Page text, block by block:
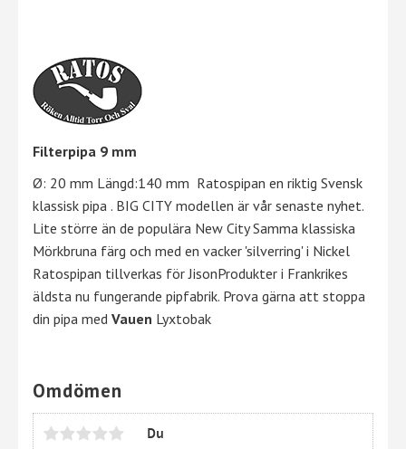
Filterpipa 9 mm
Ø: 20 mm Längd:140 mm Ratospipan en riktig Svensk
klassisk pipa . BIG CITY modellen är vår senaste nyhet.
Lite större än de populära New City Samma klassiska
Mörkbruna färg och med en vacker 'silverring' i Nickel
Ratospipan tillverkas för JisonProdukter i Frankrikes
äldsta nu fungerande pipfabrik. Prova gärna att stoppa
din pipa med Vauen Lyxtobak
Omdömen
Du